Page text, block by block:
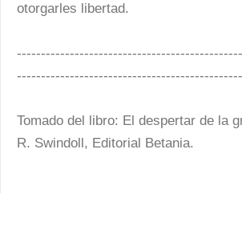
otorgarles libertad.
Tomado del libro: El despertar de la
R. Swindoll, Editorial Betania.